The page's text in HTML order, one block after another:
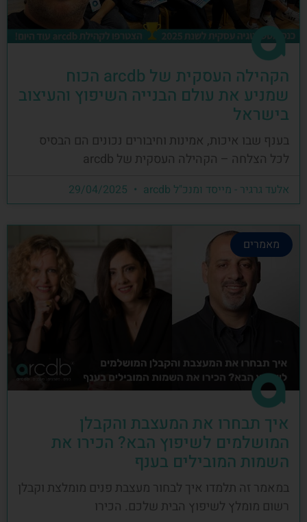
הקהילה העסקית של arcdb הכוח
שמניע את עולם הבנייה השיפוץ והעיצוב
בישראל
בענף שבו איכות, אמינות וחיבורים נכונים הם הבסיס
לכל הצלחה – הקהילה העסקית של arcdb
אלעד גרגיר - מייסד ומנכ"ל arcdb
מאמרים
איך תבחרו את המעצבת והקבלן
המושלמים לשיפוץ הבא? הכירו את
השמות המובילים בענף
במאמר זה תלמדו איך לבחור מעצבת פנים מומלצת וקבלן
רשום מומלץ לשיפוץ הבית שלכם. הכירו